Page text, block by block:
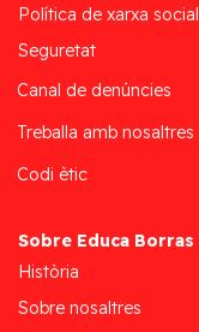
Política de xarxa social
Seguretat
Canal de denúncies
Treballa amb nosaltres
Codi ètic
Sobre Educa Borras
Història
Sobre nosaltres